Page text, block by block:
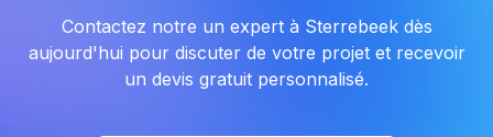
Contactez notre un expert à Sterrebeek dès
aujourd'hui pour discuter de votre projet et recevoir
un devis gratuit personnalisé.